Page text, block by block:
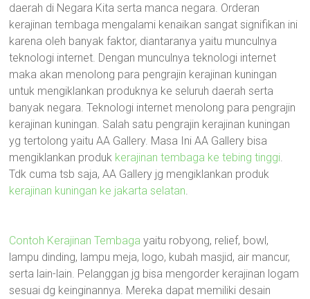
daerah di Negara Kita serta manca negara. Orderan
kerajinan tembaga mengalami kenaikan sangat signifikan ini
karena oleh banyak faktor, diantaranya yaitu munculnya
teknologi internet. Dengan munculnya teknologi internet
maka akan menolong para pengrajin kerajinan kuningan
untuk mengiklankan produknya ke seluruh daerah serta
banyak negara. Teknologi internet menolong para pengrajin
kerajinan kuningan. Salah satu pengrajin kerajinan kuningan
yg tertolong yaitu AA Gallery. Masa Ini AA Gallery bisa
mengiklankan produk kerajinan tembaga ke tebing tinggi.
Tdk cuma tsb saja, AA Gallery jg mengiklankan produk
kerajinan kuningan ke jakarta selatan.
Contoh Kerajinan Tembaga yaitu robyong, relief, bowl,
lampu dinding, lampu meja, logo, kubah masjid, air mancur,
serta lain-lain. Pelanggan jg bisa mengorder kerajinan logam
sesuai dg keinginannya. Mereka dapat memiliki desain